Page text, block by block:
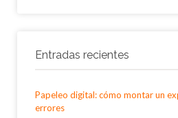
Entradas recientes
Papeleo digital: cómo montar un
errores